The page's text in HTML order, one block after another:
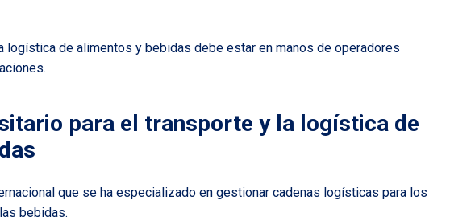
logística de alimentos y bebidas debe estar en manos de operadores
para el transporte y la logística de
que se ha especializado en gestionar cadenas logísticas para los
bebidas.